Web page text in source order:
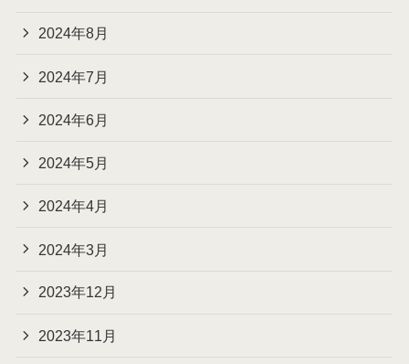
2024年8月
2024年7月
2024年6月
2024年5月
2024年4月
2024年3月
2023年12月
2023年11月